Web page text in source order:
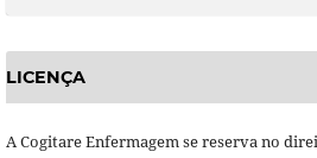
LICENÇA
A Cogitare Enfermagem se reserva no